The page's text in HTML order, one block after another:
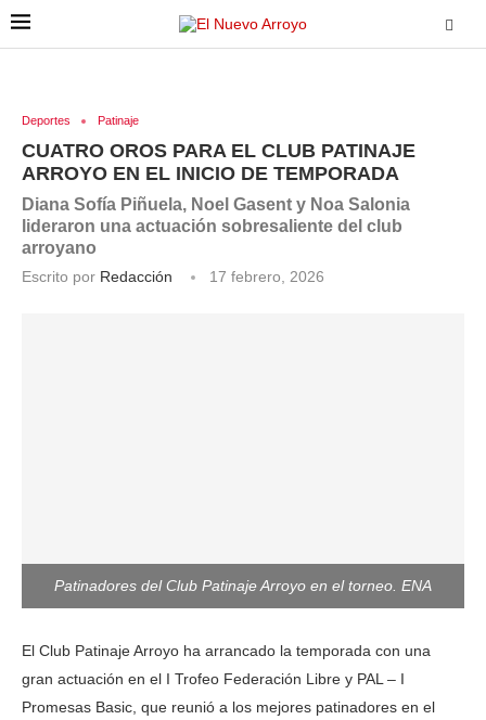
Deportes Patinaje
CUATRO OROS PARA EL CLUB PATINAJE
ARROYO EN EL INICIO DE TEMPORADA
Diana Sofía Piñuela, Noel Gasent y Noa Salonia
lideraron una actuación sobresaliente del club
arroyano
Escrito por Redacción 17 febrero, 2026
Patinadores del Club Patinaje Arroyo en el torneo. ENA
El Club Patinaje Arroyo ha arrancado la temporada con una
gran actuación en el I Trofeo Federación Libre y PAL – I
Promesas Basic, que reunió a los mejores patinadores en el